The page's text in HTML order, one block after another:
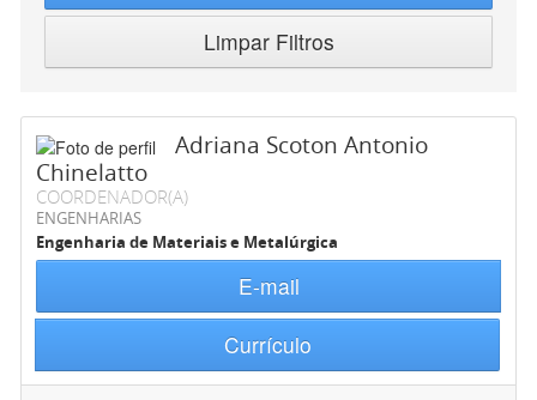
Limpar Filtros
Adriana Scoton Antonio
Chinelatto
COORDENADOR(A)
ENGENHARIAS
Engenharia de Materiais e Metalúrgica
E-mail
Currículo